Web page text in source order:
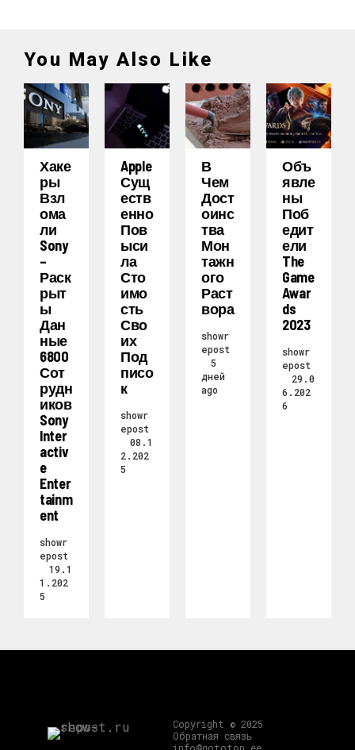
You May Also Like
Хаке
Ры
Взл
Ома
Ли
Sony
–
Раск
Рыт
Ы
Дан
Ные
6800
Сот
Рудн
Иков
Sony
Inter
Activ
E
Enter
Tainm
Ent
showr
epost
19.1
1.202
5
Apple
Сущ
Еств
Енно
Пов
Ыси
Ла
Сто
Имо
Сть
Сво
Их
Под
Писо
К
showr
epost
08.1
2.202
5
В
Чем
Дост
Оинс
Тва
Мон
Тажн
Ого
Раст
Вора
showr
epost
5
дней
ago
Объ
Явле
Ны
Поб
Едит
Ели
The
Game
Awar
Ds
2023
showr
epost
29.0
6.202
6
Copyright © 2025
Обратная связь